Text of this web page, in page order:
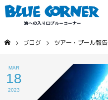
ブログ ツアー・プール報告
MAR
18
2023